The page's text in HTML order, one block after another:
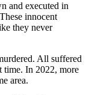
and executed in
innocent
they never
All suffered
time. In 2022, more
area.